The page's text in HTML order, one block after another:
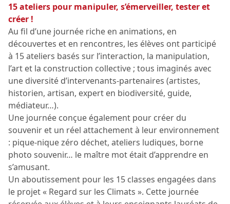
15 ateliers pour manipuler, s’émerveiller, tester et
créer !
Au fil d’une journée riche en animations, en
découvertes et en rencontres, les élèves ont participé
à 15 ateliers basés sur l’interaction, la manipulation,
l’art et la construction collective ; tous imaginés avec
une diversité d’intervenants-partenaires (artistes,
historien, artisan, expert en biodiversité, guide,
médiateur…).
Une journée conçue également pour créer du
souvenir et un réel attachement à leur environnement
: pique-nique zéro déchet, ateliers ludiques, borne
photo souvenir… le maître mot était d’apprendre en
s’amusant.
Un aboutissement pour les 15 classes engagées dans
le projet « Regard sur les Climats ». Cette journée